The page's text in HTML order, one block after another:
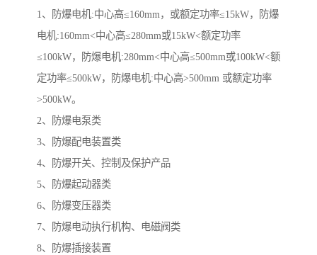
1、防爆电机:中心高≤160mm，或额定功率≤15kW，防爆
电机:160mm<中心高≤280mm或15kW<额定功率
≤100kW，防爆电机:280mm<中心高≤500mm或100kW<额
定功率≤500kW，防爆电机:中心高>500mm 或额定功率
>500kW。
2、防爆电泵类
3、防爆配电装置类
4、防爆开关、控制及保护产品
5、防爆起动器类
6、防爆变压器类
7、防爆电动执行机构、电磁阀类
8、防爆插接装置